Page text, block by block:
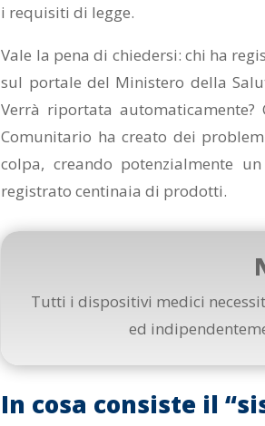
i requisiti di legge.
Vale la pena di chiedersi: chi ha
sul portale del Ministero della
Verrà riportata
Comunitario ha creato dei
colpa, creando potenzialmente
registrato centinaia di prodotti.
Tutti i dispositivi medici
ed
In cosa consiste il